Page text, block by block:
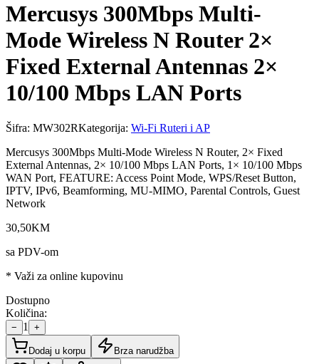
Mercusys 300Mbps Multi-
Mode Wireless N Router 2×
Fixed External Antennas 2×
10/100 Mbps LAN Ports
Šifra: MW302RKategorija: Wi-Fi Ruteri i AP
Mercusys 300Mbps Multi-Mode Wireless N Router, 2× Fixed
External Antennas, 2× 10/100 Mbps LAN Ports, 1× 10/100 Mbps
WAN Port, FEATURE: Access Point Mode, WPS/Reset Button,
IPTV, IPv6, Beamforming, MU-MIMO, Parental Controls, Guest
Network
30,50KM
sa PDV-om
* Važi za online kupovinu
Dostupno
Količina:
− 1 +
Dodaj u korpu Brza narudžba